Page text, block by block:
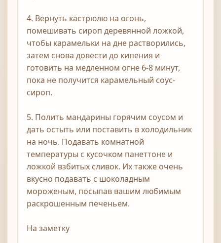
4. Вернуть кастрюлю на огонь,
помешивать сироп деревянной ложкой,
чтобы карамельки на дне растворились,
затем снова довести до кипения и
готовить на медленном огне 6-8 минут,
пока не получится карамельный соус-
сироп.
5. Полить мандарины горячим соусом и
дать остыть или поставить в холодильник
на ночь. Подавать комнатной
температуры с кусочком панеттоне и
ложкой взбитых сливок. Их также очень
вкусно подавать с шоколадным
мороженым, посыпав вашим любимым
раскрошенным печеньем.
На заметку